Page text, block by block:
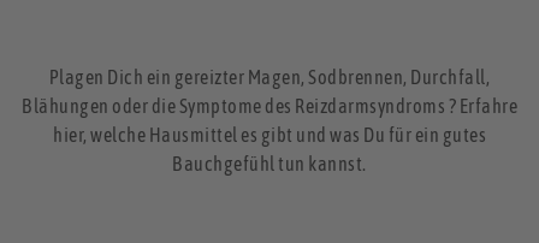
Plagen Dich ein gereizter Magen, Sodbrennen, Durchfall,
Blähungen oder die Symptome des Reizdarmsyndroms ? Erfahre
hier, welche Hausmittel es gibt und was Du für ein gutes
Bauchgefühl tun kannst.